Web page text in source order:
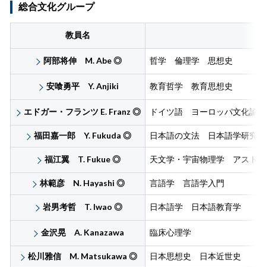
総合文化グループ
教員名
阿部将伸 M. Abe◎ 哲学 倫理学 思想史
安喰勇平 Y. Anjiki 教育哲学 教育思想史
エドガー・フランツ E. Franz ◎ ドイツ語 ヨーロッパ文化論
福田嘉一郎 Y. Fukuda ◎ 日本語の文法 日本語学研究
福江翼 T. Fukue◎ 天文学・宇宙物理学 アスト
林範彦 N. Hayashi ◎ 言語学 言語学入門
岩男考哲 T. Iwao ◎ 日本語学 日本語教育学
金沢晃 A. Kanazawa 臨床心理学
松川雅信 M. Matsukawa ◎ 日本思想史 日本近世史